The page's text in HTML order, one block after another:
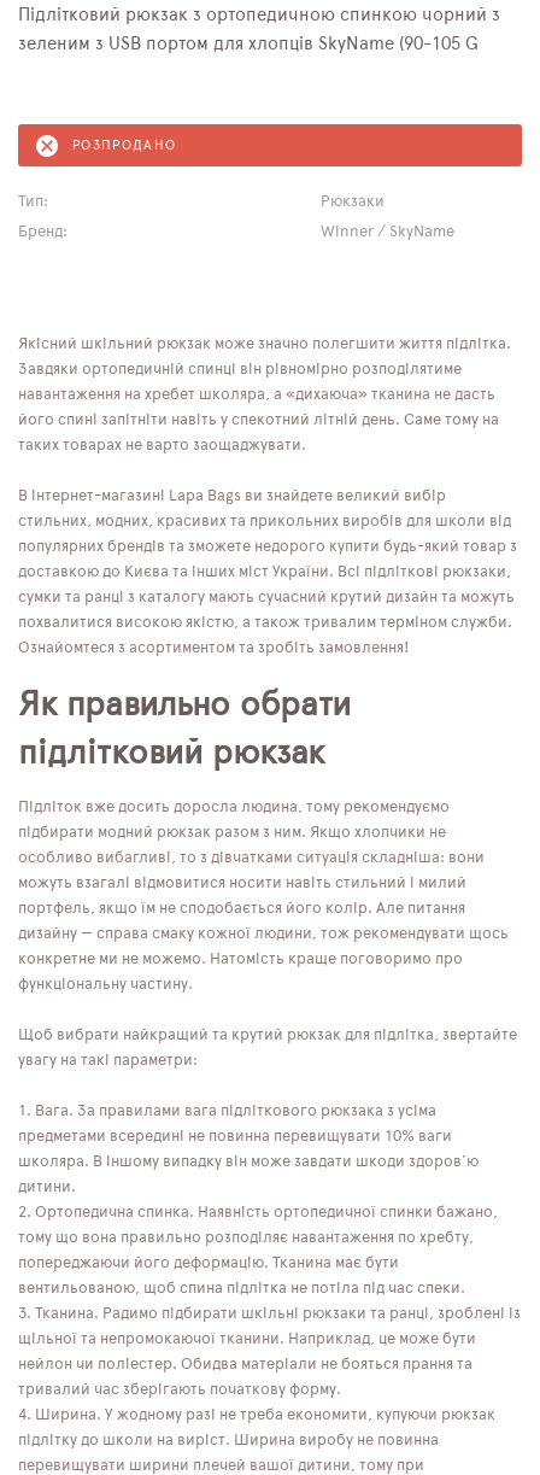
Підлітковий рюкзак з ортопедичною спинкою чорний з
зеленим з USB портом для хлопців SkyName (90-105 G
РОЗПРОДАНО
Тип:
Рюкзаки
Бренд:
Winner / SkyName
Якісний шкільний рюкзак може значно полегшити життя підлітка.
Завдяки ортопедичній спинці він рівномірно розподілятиме
навантаження на хребет школяра, а «дихаюча» тканина не дасть
його спині запітніти навіть у спекотний літній день. Саме тому на
таких товарах не варто заощаджувати.
В інтернет-магазині Lapa Bags ви знайдете великий вибір
стильних, модних, красивих та прикольних виробів для школи від
популярних брендів та зможете недорого купити будь-який товар з
доставкою до Києва та інших міст України. Всі підліткові рюкзаки,
сумки та ранці з каталогу мають сучасний крутий дизайн та можуть
похвалитися високою якістю, а також тривалим терміном служби.
Ознайомтеся з асортиментом та зробіть замовлення!
Як правильно обрати
підлітковий рюкзак
Підліток вже досить доросла людина, тому рекомендуємо
підбирати модний рюкзак разом з ним. Якщо хлопчики не
особливо вибагливі, то з дівчатками ситуація складніша: вони
можуть взагалі відмовитися носити навіть стильний і милий
портфель, якщо їм не сподобається його колір. Але питання
дизайну — справа смаку кожної людини, тож рекомендувати щось
конкретне ми не можемо. Натомість краще поговоримо про
функціональну частину.
Щоб вибрати найкращий та крутий рюкзак для підлітка, звертайте
увагу на такі параметри:
Вага. За правилами вага підліткового рюкзака з усіма
предметами всередині не повинна перевищувати 10% ваги
школяра. В іншому випадку він може завдати шкоди здоров'ю
дитини.
Ортопедична спинка. Наявність ортопедичної спинки бажано,
тому що вона правильно розподіляє навантаження по хребту,
попереджаючи його деформацію. Тканина має бути
вентильованою, щоб спина підлітка не потіла під час спеки.
Тканина. Радимо підбирати шкільні рюкзаки та ранці, зроблені із
щільної та непромокаючої тканини. Наприклад, це може бути
нейлон чи поліестер. Обидва матеріали не бояться прання та
тривалий час зберігають початкову форму.
Ширина. У жодному разі не треба економити, купуючи рюкзак
підлітку до школи на виріст. Ширина виробу не повинна
перевищувати ширини плечей вашої дитини, тому при